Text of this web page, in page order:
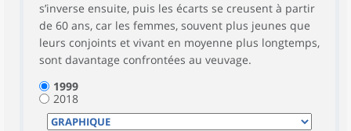
s’inverse ensuite, puis les écarts se creusent à partir
de 60 ans, car les femmes, souvent plus jeunes que
leurs conjoints et vivant en moyenne plus longtemps,
sont davantage confrontées au veuvage.
1999
2018